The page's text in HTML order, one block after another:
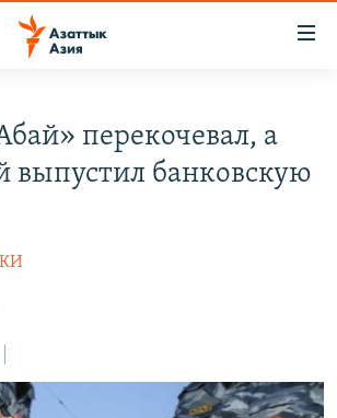
РС
перекочевал, а
выпустил банковскую